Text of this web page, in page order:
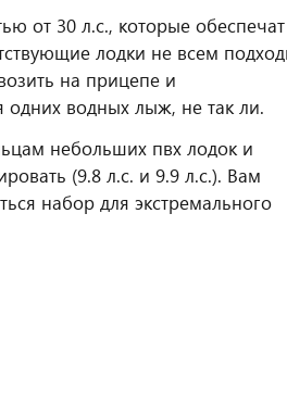
от 30 л.с., которые обеспечат
лодки не всем
на прицепе и
водных лыж, не так ли.
небольших пвх лодок и
(9.8 л.с. и 9.9 л.с.). Вам
набор для экстремального